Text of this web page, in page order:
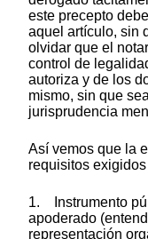
este precepto
aquel artículo, sin
olvidar que el
control de
autoriza y de los
mismo, sin que
jurisprudencia
Así vemos que la
requisitos
1. Instrumento
apoderado
representación